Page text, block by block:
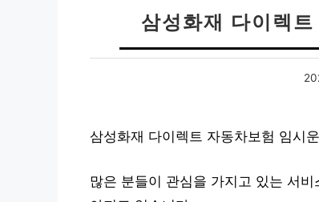
삼성화재 다이렉
삼성화재 다이렉트 자동차보험 임시
많은 분들이 관심을 가지고 있는 서